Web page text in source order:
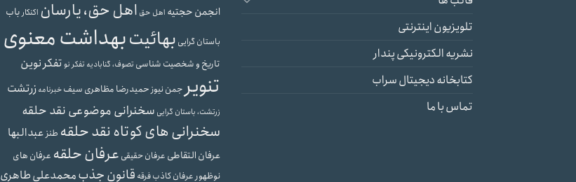
تلویزیون اینترنتی
نشریه الکترونیکی پندار
کتابخانه دیجیتال سراب
تماس با ما
انجمن حجتیه اهل حق اهل حق، یارسان اکنکارباب
باستان گرایی بهائیتبهداشت معنوی
تاریخ و شخصیت شناسی تصوف، گنابادیه تفکر نوتفکر نوین
تنویر جمن نیوزحمیدرضا مظاهری سیفخبرنامهزرتشت
زرتشت، باستان گرایی سخنرانی موضوعی نقد حلقه
سخنرانی های کوتاه نقد حلقه طنزعبدالبها
عرفان التقاطی عرفان حقیقی عرفان حلقه عرفان های
نوظهورعرفان کاذبفرقه قانون جذبمحمدعلی طاهری